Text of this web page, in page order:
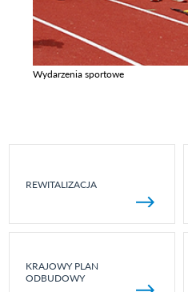
Wydarzenia sportowe
REWITALIZACJA
KRAJOWY PLAN
ODBUDOWY